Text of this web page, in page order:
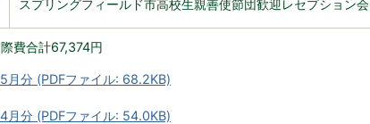
スプリングフィールド市高校生親善使節団歓迎レセプション
費合計67,374円
月分 (PDFファイル: 68.2KB)
月分 (PDFファイル: 54.0KB)